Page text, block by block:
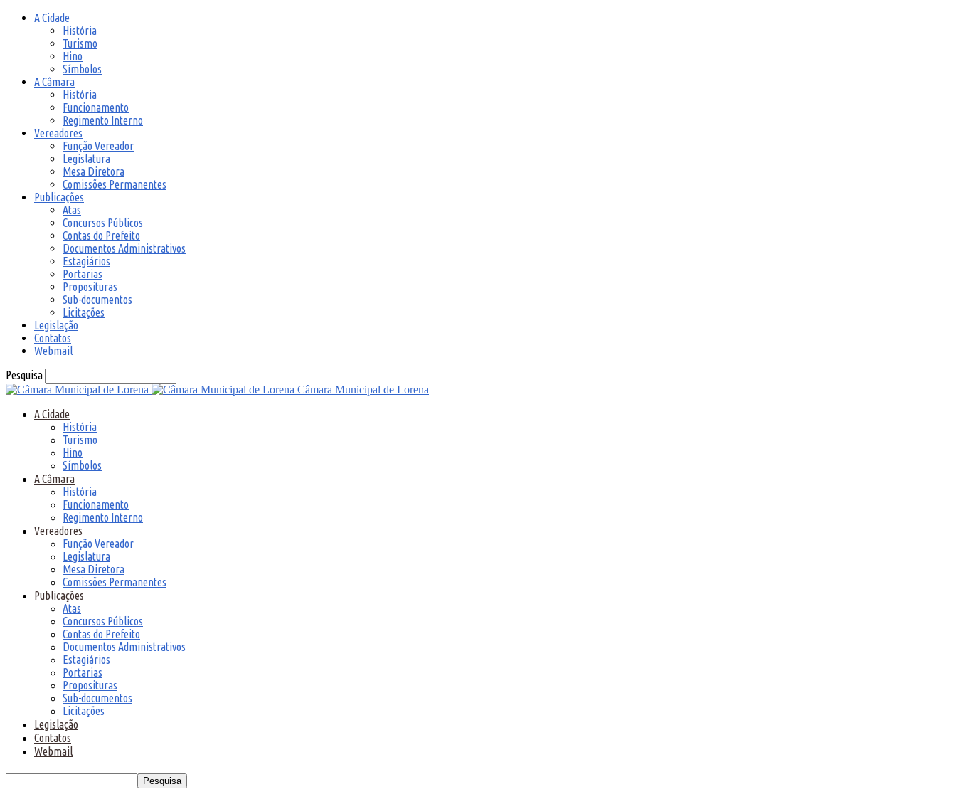
A Cidade
História
Turismo
Hino
Símbolos
A Câmara
História
Funcionamento
Regimento Interno
Vereadores
Função Vereador
Legislatura
Mesa Diretora
Comissões Permanentes
Publicações
Atas
Concursos Públicos
Contas do Prefeito
Documentos Administrativos
Estagiários
Portarias
Proposituras
Sub-documentos
Licitações
Legislação
Contatos
Webmail
Pesquisa
Câmara Municipal de Lorena
A Cidade
História
Turismo
Hino
Símbolos
A Câmara
História
Funcionamento
Regimento Interno
Vereadores
Função Vereador
Legislatura
Mesa Diretora
Comissões Permanentes
Publicações
Atas
Concursos Públicos
Contas do Prefeito
Documentos Administrativos
Estagiários
Portarias
Proposituras
Sub-documentos
Licitações
Legislação
Contatos
Webmail